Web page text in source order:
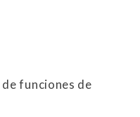
funciones de